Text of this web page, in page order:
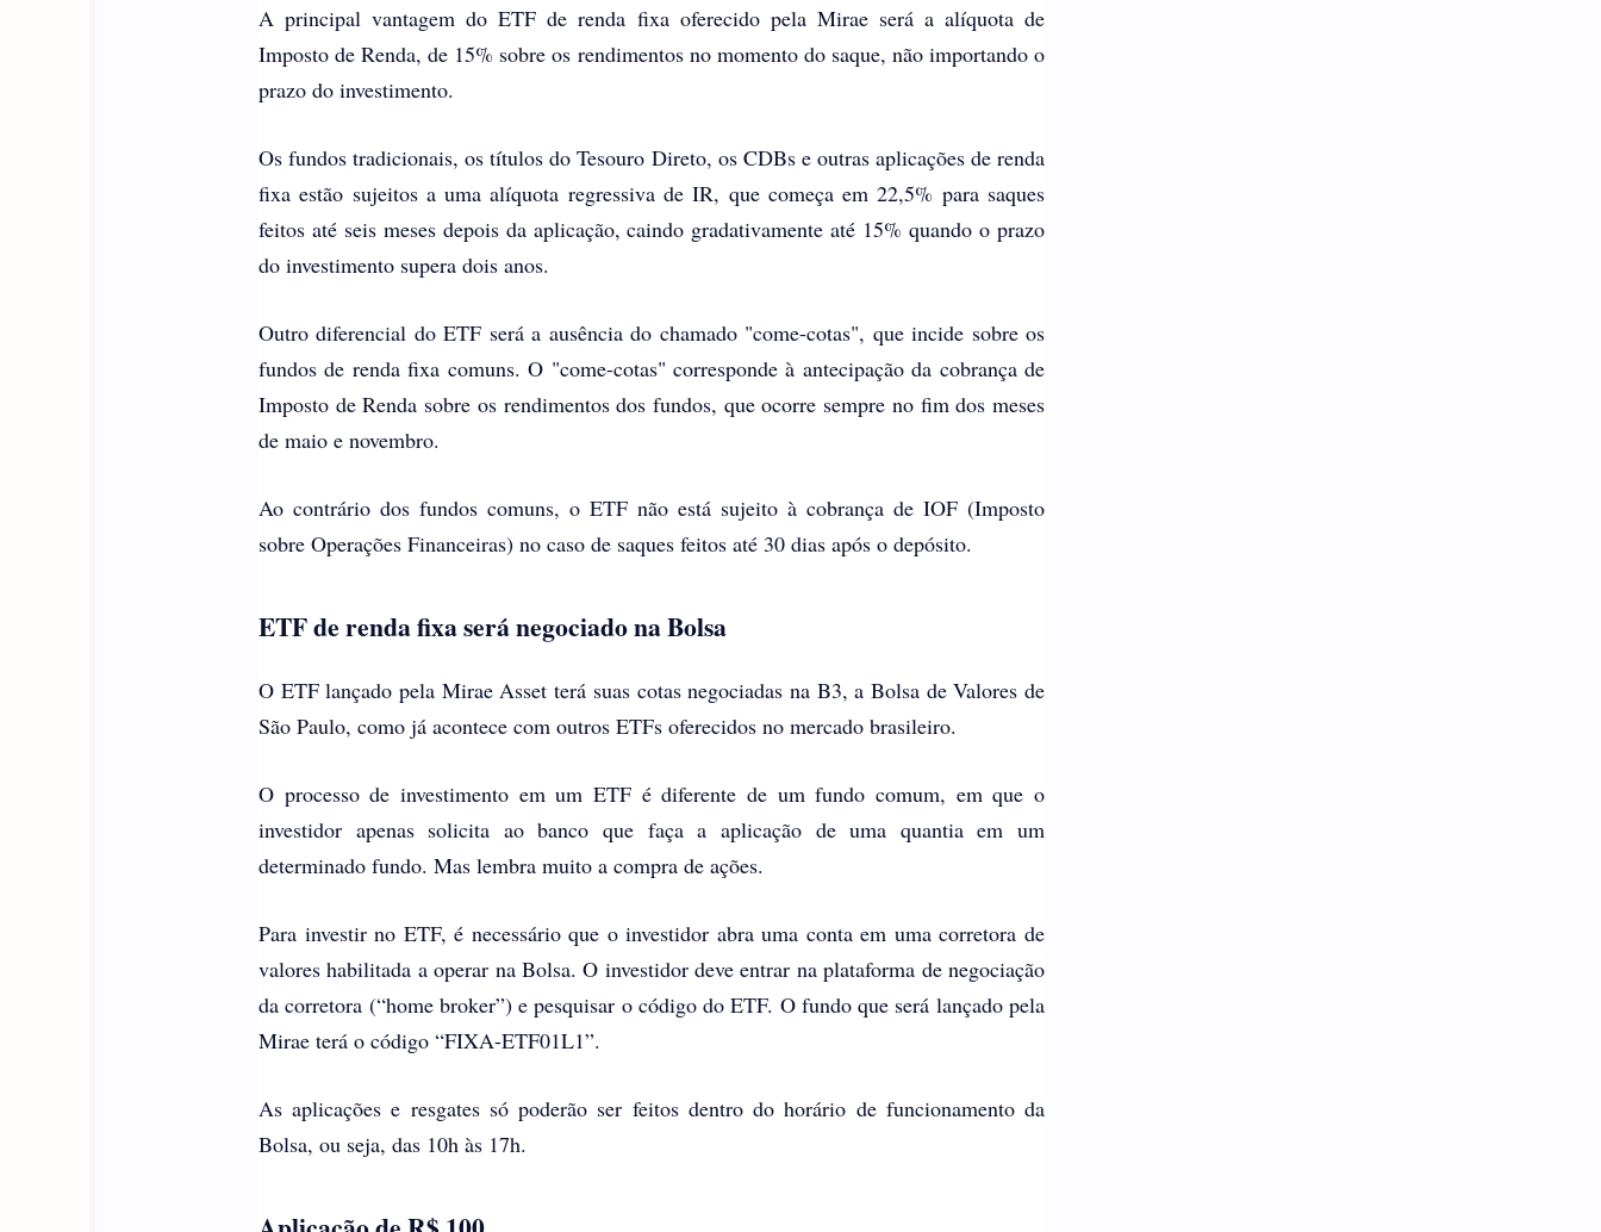
A principal vantagem do ETF de renda fixa oferecido pela Mirae será a alíquota de
Imposto de Renda, de 15% sobre os rendimentos no momento do saque, não importando o
prazo do investimento.
Os fundos tradicionais, os títulos do Tesouro Direto, os CDBs e outras aplicações de renda
fixa estão sujeitos a uma alíquota regressiva de IR, que começa em 22,5% para saques
feitos até seis meses depois da aplicação, caindo gradativamente até 15% quando o prazo
do investimento supera dois anos.
Outro diferencial do ETF será a ausência do chamado "come-cotas", que incide sobre os
fundos de renda fixa comuns. O "come-cotas" corresponde à antecipação da cobrança de
Imposto de Renda sobre os rendimentos dos fundos, que ocorre sempre no fim dos meses
de maio e novembro.
Ao contrário dos fundos comuns, o ETF não está sujeito à cobrança de IOF (Imposto
sobre Operações Financeiras) no caso de saques feitos até 30 dias após o depósito.
ETF de renda fixa será negociado na Bolsa
O ETF lançado pela Mirae Asset terá suas cotas negociadas na B3, a Bolsa de Valores de
São Paulo, como já acontece com outros ETFs oferecidos no mercado brasileiro.
O processo de investimento em um ETF é diferente de um fundo comum, em que o
investidor apenas solicita ao banco que faça a aplicação de uma quantia em um
determinado fundo. Mas lembra muito a compra de ações.
Para investir no ETF, é necessário que o investidor abra uma conta em uma corretora de
valores habilitada a operar na Bolsa. O investidor deve entrar na plataforma de negociação
da corretora (“home broker”) e pesquisar o código do ETF. O fundo que será lançado pela
Mirae terá o código “FIXA-ETF01L1”.
As aplicações e resgates só poderão ser feitos dentro do horário de funcionamento da
Bolsa, ou seja, das 10h às 17h.